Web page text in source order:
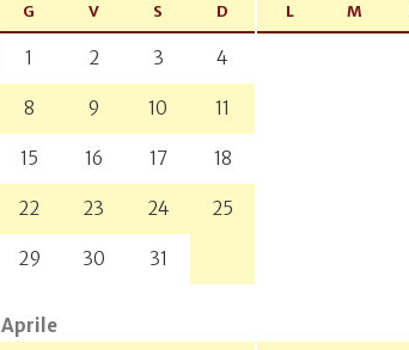
G V S D
1 2 3 4
8 9 10 11
15 16 17 18
22 23 24 25
29 30 31
L M
Aprile